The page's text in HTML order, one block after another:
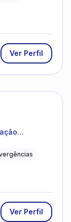
Ver Perfil
Ver Perfil